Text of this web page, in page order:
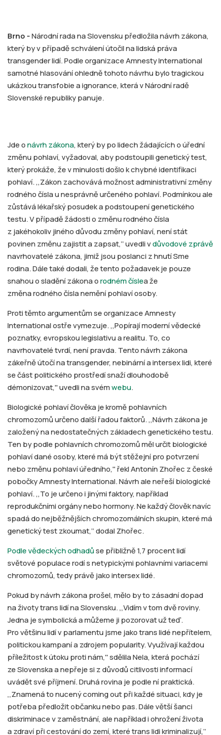
Brno -Národní rada na Slovensku předložila návrh zákona,
který by v případě schválení útočil na lidská práva
transgender lidí. Podle organizace Amnesty International
samotné hlasování ohledně tohoto návrhu bylo tragickou
ukázkou transfobie a ignorance, která v Národní radě
Slovenské republiky panuje.
Jde onávrh zákona, který by po lidech žádajících o úřední
změnu pohlaví, vyžadoval, aby podstoupili genetický test,
který prokáže, že v minulosti došlo k chybné identifikaci
pohlaví. ,,Zákon zachovává možnost administrativní změny
rodného čísla u nesprávně určeného pohlaví. Podmínkou ale
zůstává lékařský posudek a podstoupení genetického
testu. V případě žádosti o změnu rodného čísla
z jakéhokoliv jiného důvodu změny pohlaví, není stát
povinen změnu zajistit a zapsat,‘‘ uvedli vdůvodové zprávě
navrhovatelé zákona, jimiž jsou poslanci z hnutí Sme
rodina. Dále také dodali, že tento požadavek je pouze
snahou o sladění zákona orodném číslea že
změna rodného čísla nemění pohlaví osoby.
Proti těmto argumentům se organizace Amnesty
International ostře vymezuje. ,,Popírají moderní vědecké
poznatky, evropskou legislativu a realitu. To, co
navrhovatelé tvrdí, není pravda. Tento návrh zákona
zákeřně útočí na transgender, nebinární a intersex lidi, které
se část politického prostředí snaží dlouhodobě
démonizovat,'' uvedli na svémwebu.
Biologické pohlaví člověka je kromě pohlavních
chromozomů určeno další řadou faktorů. ,,Návrh zákona je
založený na nedostatečných základech genetického testu.
Ten by podle pohlavních chromozomů měl určit biologické
pohlaví dané osoby, které má být stěžejní pro potvrzení
nebo změnu pohlaví úředního,'' řekl Antonín Zhořec z české
pobočky Amnesty International. Návrh ale neřeší biologické
pohlaví. ,,To je určeno i jinými faktory, například
reprodukčními orgány nebo hormony. Ne každý člověk navíc
spadá do nejběžnějších chromozomálních skupin, které má
genetický test zkoumat,‘‘ dodal Zhořec.
Podle vědeckých odhadůse přibližně 1,7 procent lidí
světové populace rodí s netypickými pohlavními variacemi
chromozomů, tedy právě jako intersex lidé.
Pokud by návrh zákona prošel, mělo by to zásadní dopad
na životy trans lidí na Slovensku. ,,Vidím v tom dvě roviny.
Jedna je symbolická a můžeme ji pozorovat už teď.
Pro většinu lidí v parlamentu jsme jako trans lidé nepřítelem,
politickou kampaní a zdrojem popularity. Využívají každou
příležitost k útoku proti nám,'' sdělila Nela, která pochází
ze Slovenska a nepřeje si z důvodů citlivosti informací
uvádět své příjmení. Druhá rovina je podle ní praktická.
,,Znamená to nucený coming out při každé situaci, kdy je
potřeba předložit občanku nebo pas. Dále větší šanci
diskriminace v zaměstnání, ale například i ohrožení života
a zdraví při cestování do zemí, které trans lidi kriminalizují,‘‘